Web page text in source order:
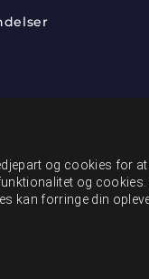
og cookies for
og
kan forringe din